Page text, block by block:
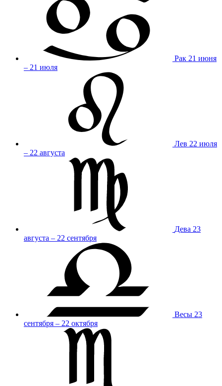
Рак 21 июня
– 21 июля
Лев 22 июля
– 22 августа
Дева 23
августа – 22 сентября
Весы 23
сентября – 22 октября